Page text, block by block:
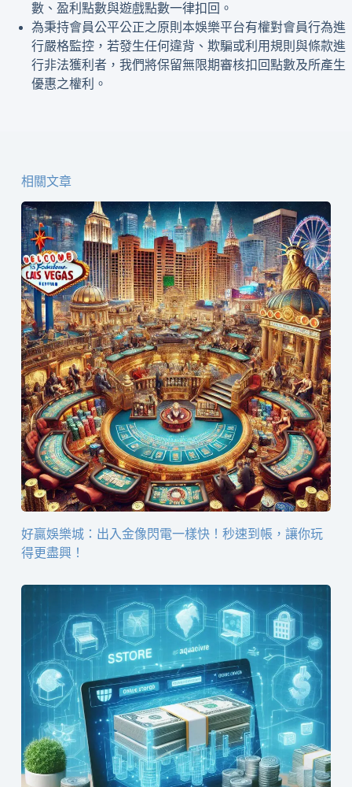
數、盈利點數與遊戲點數一律扣回。
為秉持會員公平公正之原則本娛樂平台有權對會員行為進
行嚴格監控，若發生任何違背、欺騙或利用規則與條款進
行非法獲利者，我們將保留無限期審核扣回點數及所產生
優惠之權利。
相關文章
好贏娛樂城：出入金像閃電一樣快！秒速到帳，讓你玩
得更盡興！